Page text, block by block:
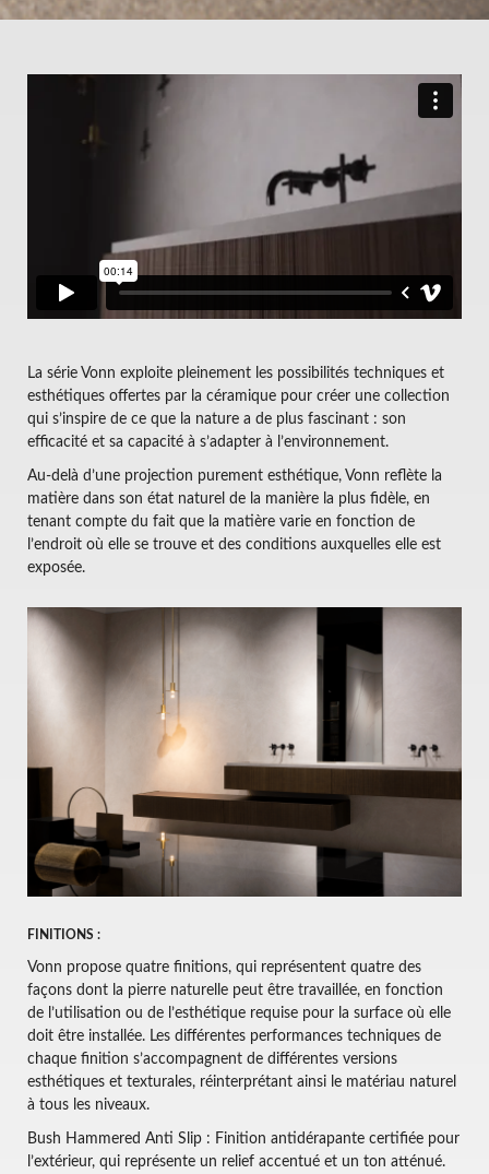
La série Vonn exploite pleinement les possibilités techniques et
esthétiques offertes par la céramique pour créer une collection
qui s’inspire de ce que la nature a de plus fascinant : son
efficacité et sa capacité à s’adapter à l’environnement.
Au-delà d’une projection purement esthétique, Vonn reflète la
matière dans son état naturel de la manière la plus fidèle, en
tenant compte du fait que la matière varie en fonction de
l’endroit où elle se trouve et des conditions auxquelles elle est
exposée.
FINITIONS :
Vonn propose quatre finitions, qui représentent quatre des
façons dont la pierre naturelle peut être travaillée, en fonction
de l’utilisation ou de l’esthétique requise pour la surface où elle
doit être installée. Les différentes performances techniques de
chaque finition s’accompagnent de différentes versions
esthétiques et texturales, réinterprétant ainsi le matériau naturel
à tous les niveaux.
Bush Hammered Anti Slip : Finition antidérapante certifiée pour
l’extérieur, qui représente un relief accentué et un ton atténué.